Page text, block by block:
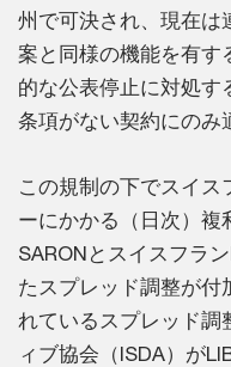
州で可決され、現在は
案と同様の機能を有す
的な公表停止に対処す
条項がない契約にのみ
この規制の下でスイス
ーにかかる（日次）複
SARONとスイスフラ
たスプレッド調整が付
れているスプレッド調
ィブ協会（ISDA）が